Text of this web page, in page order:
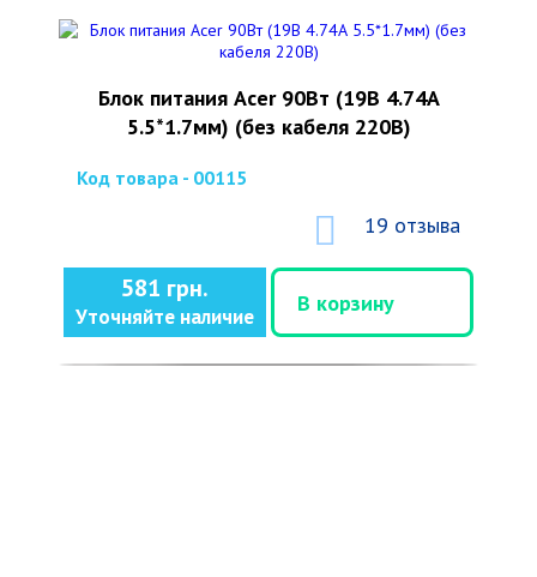
Блок питания Acer 90Вт (19В 4.74А
5.5*1.7мм) (без кабеля 220В)
Код товара - 00115
19 отзыва
581 грн.
Уточняйте наличие
В корзину